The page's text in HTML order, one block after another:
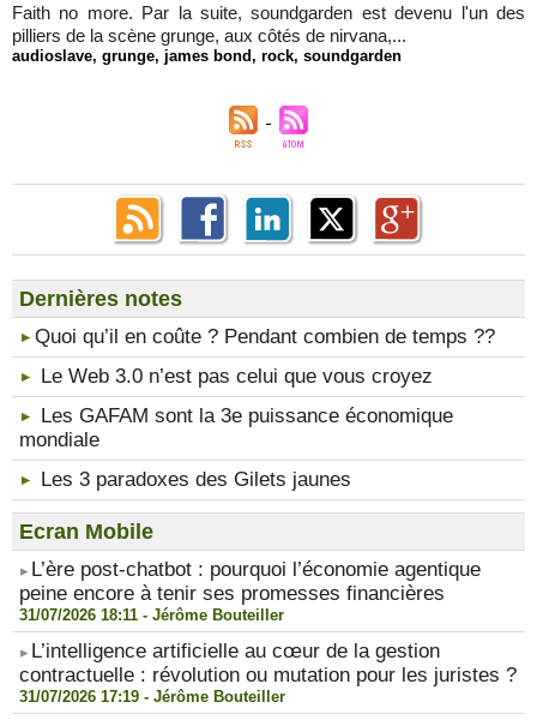
Faith no more. Par la suite, soundgarden est devenu l'un des
pilliers de la scène grunge, aux côtés de nirvana,...
audioslave, grunge, james bond, rock, soundgarden
Dernières notes
​Quoi qu’il en coûte ? Pendant combien de temps ??
Le Web 3.0 n’est pas celui que vous croyez
Les GAFAM sont la 3e puissance économique
mondiale
Les 3 paradoxes des Gilets jaunes
Ecran Mobile
​L’ère post-chatbot : pourquoi l’économie agentique
peine encore à tenir ses promesses financières
31/07/2026 18:11 - Jérôme Bouteiller
​L’intelligence artificielle au cœur de la gestion
contractuelle : révolution ou mutation pour les juristes ?
31/07/2026 17:19 - Jérôme Bouteiller